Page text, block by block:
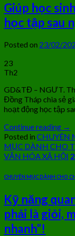
Giúp học
học tập sau
Posted on 23/02/
23
Th2
GD&TĐ – NGƯT.
Đồng Tháp chia sẻ
hoạt động học tập
Continue reading →
Posted in CHUYÊN
MỤC DÀNH CHO
VĂN HÓA XÃ HỘI 2
CHUYÊN MỤC DÀNH CHO
Kỹ năng
phải là giỏi,
nhanh”!